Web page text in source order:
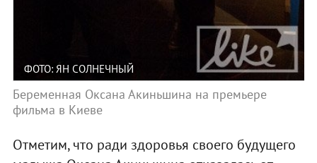
ФОТО: ЯН СОЛНЕЧНЫЙ
Беременная Оксана Акиньшина на премьере
фильма в Киеве
Отметим, что ради здоровья своего будущего